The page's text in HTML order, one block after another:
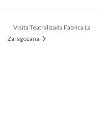
Visita Teatralizada Fábrica La
Zaragozana